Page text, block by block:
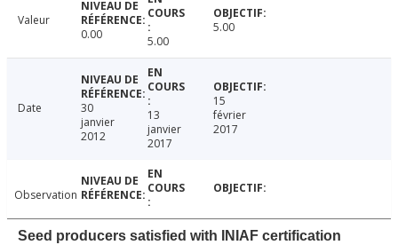
Valeur
0.00
5.00
5.00
Date
30
janvier
2012
13
janvier
2017
15
février
2017
Observation
Seed producers satisfied with INIAF certification